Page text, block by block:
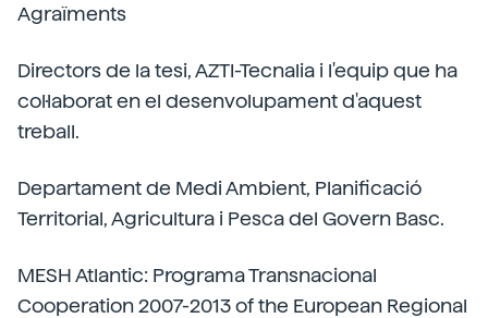
Agraïments
Directors de la tesi, AZTI-Tecnalia i l'equip que ha
col·laborat en el desenvolupament d'aquest
treball.
Departament de Medi Ambient, Planificació
Territorial, Agricultura i Pesca del Govern Basc.
MESH Atlantic: Programa Transnacional
Cooperation 2007-2013 of the European Regional